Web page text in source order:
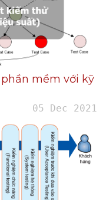
mềm với kỹ
05 Dec 2021